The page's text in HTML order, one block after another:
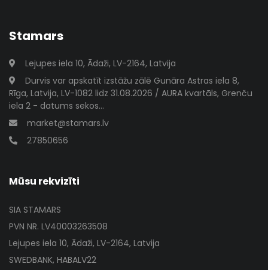
Stamars
Lejupes iela 10, Ādaži, LV-2164, Latvija
Durvis var apskatīt izstāžu zālē Gunāra Astras iela 8,
Rīga, Latvija, LV-1082 lidz 31.08.2026 / AURA kvartāls, Grenču
iela 2 - datums sekos...
market@stamars.lv
27850656
Mūsu rekvizīti
SIA STAMARS
PVN NR. LV40003263508
Lejupes iela 10, Ādaži, LV-2164, Latvija
SWEDBANK, HABALV22